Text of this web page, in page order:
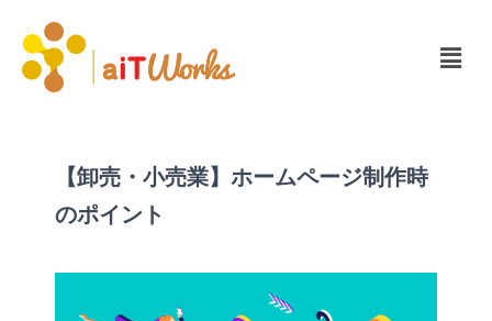
【卸売・小売業】ホームページ制作時
のポイント